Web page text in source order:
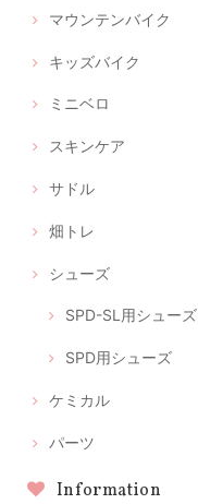
マウンテンバイク
キッズバイク
ミニベロ
スキンケア
サドル
畑トレ
シューズ
SPD-SL用シューズ
SPD用シューズ
ケミカル
パーツ
Information